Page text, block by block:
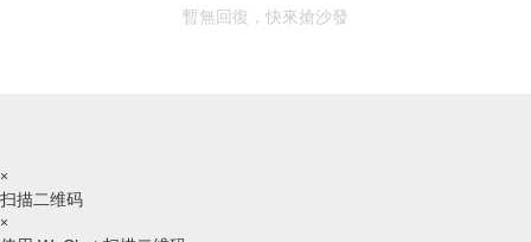
暫無回復，快來搶沙發
×
扫描二维码
×